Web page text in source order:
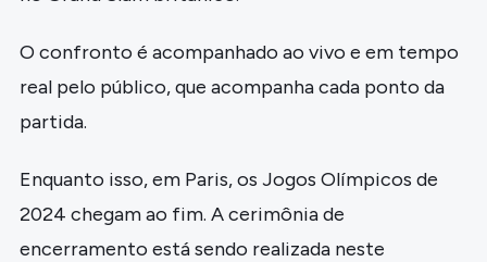
O confronto é acompanhado ao vivo e em tempo
real pelo público, que acompanha cada ponto da
partida.
Enquanto isso, em Paris, os Jogos Olímpicos de
2024 chegam ao fim. A cerimônia de
encerramento está sendo realizada neste